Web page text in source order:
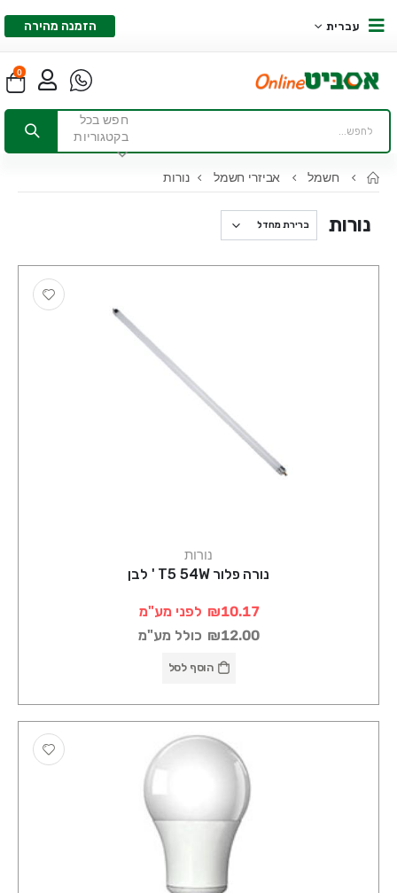
עברית הזמנה מהירה
0
חפש בכל
בקטגוריות
חשמל אביזרי חשמל נורות
נורות
נורות
נורה פלור T5 54W ' לבן
₪10.17 לפני מע"מ
₪12.00 כולל מע"מ
הוסף לסל